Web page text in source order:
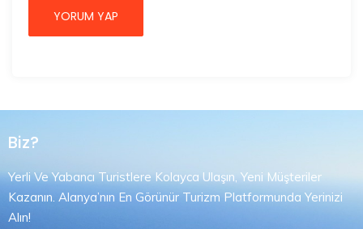
Biz?
Yerli Ve Yabancı Turistlere Kolayca Ulaşın, Yeni Müşteriler
Kazanın. Alanya’nın En Görünür Turizm Platformunda Yerinizi
Alın!